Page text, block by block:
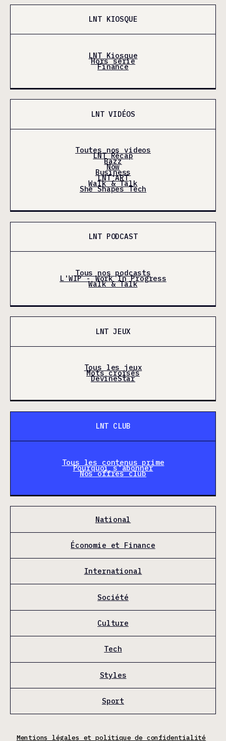
LNT KIOSQUE
LNT Kiosque
Hors série
Finance
LNT VIDÉOS
Toutes nos videos
LNT Récap
Bazz
Now
Business
LNT'ART
Walk & Talk
She Shapes Tech
LNT PODCAST
Tous nos podcasts
L'WIP - Work In Progress
Walk & Talk
LNT JEUX
Tous les jeux
Mots croisés
DevineStar
LNT CLUB
Tous les contenus prime
Pourquoi s'abonner
Nos offres club
National
Économie et Finance
International
Société
Culture
Tech
Styles
Sport
Mentions légales et politique de confidentialité